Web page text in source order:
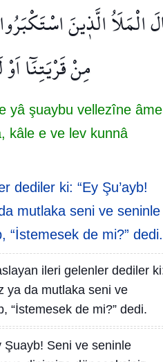
الْمَلَاُ الَّذ۪ينَ
مِنْ قَرْيَتِنَٓا
yâ şuaybu vellezîne
kâle e ve lev kunnâ
dediler ki: “Ey Şu’ayb!
mutlaka seni ve seninle
“İstemesek de mi?” dedi.
ileri gelenler dediler
ya da mutlaka seni ve
“İstemesek de mi?” dedi.
Seni ve seninle